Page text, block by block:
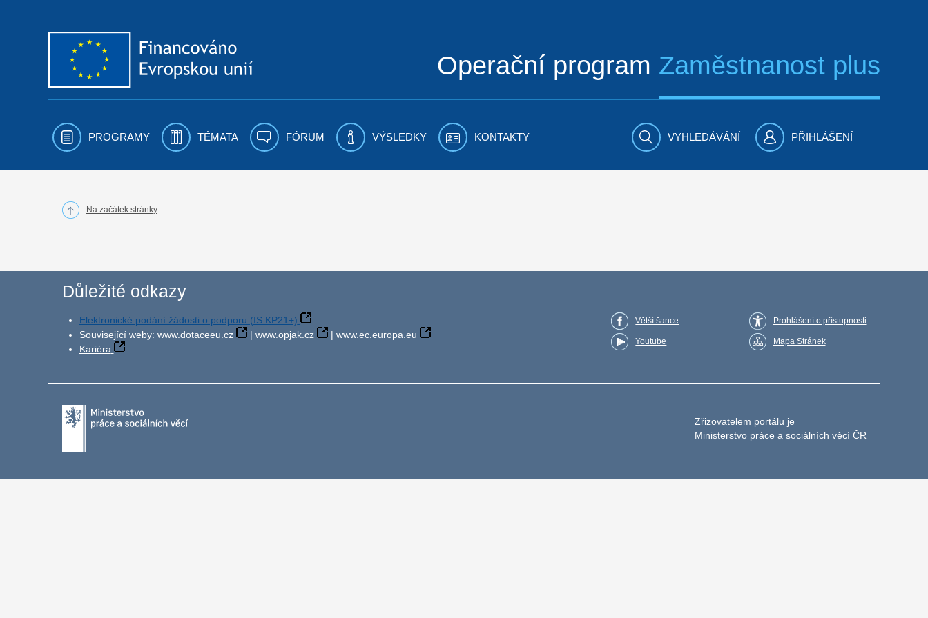
Operační program Zaměstnanost plus
PROGRAMY TÉMATA FÓRUM VÝSLEDKY KONTAKTY VYHLEDÁVÁNÍ PŘIHLÁŠENÍ
Na začátek stránky
Důležité odkazy
Elektronické podání žádosti o podporu (IS KP21+)
Související weby: www.dotaceeu.cz | www.opjak.cz | www.ec.europa.eu
Kariéra
Větší šance
Youtube
Prohlášení o přístupnosti
Mapa Stránek
Zřizovatelem portálu je
Ministerstvo práce a sociálních věcí ČR